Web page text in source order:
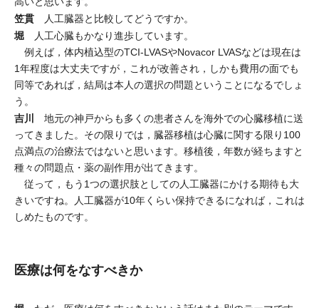
笠貫 人工臓器と比較してどうですか。
堀 人工心臓もかなり進歩しています。
例えば，体内植込型のTCI-LVASやNovacor LVASなどは現在は
1年程度は大丈夫ですが，これが改善され，しかも費用の面でも
同等であれば，結局は本人の選択の問題ということになるでしょ
う。
吉川 地元の神戸からも多くの患者さんを海外での心臓移植に送
ってきました。その限りでは，臓器移植は心臓に関する限り100
点満点の治療法ではないと思います。移植後，年数が経ちますと
種々の問題点・薬の副作用が出てきます。
従って，もう1つの選択肢としての人工臓器にかける期待も大
きいですね。人工臓器が10年くらい保持できるになれば，これは
しめたものです。
医療は何をなすべきか